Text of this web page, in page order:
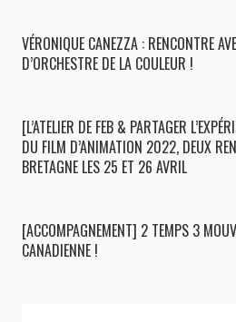
VÉRONIQUE CANEZZA : RENCONTRE
D’ORCHESTRE DE LA COULEUR !
[L’ATELIER DE FEB & PARTAGER
DU FILM D’ANIMATION 2022, DEUX
BRETAGNE LES 25 ET 26 AVRIL
[ACCOMPAGNEMENT] 2 TEMPS 3
CANADIENNE !